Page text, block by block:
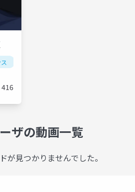
416
ザの動画一覧
が見つかりませんでした。